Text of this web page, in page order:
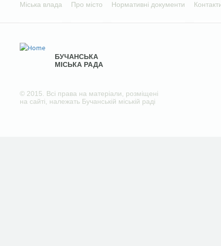
Міська влада Про місто Нормативні документи
БУЧАНСЬКА
МІСЬКА РАДА
© 2015. Всі права на матеріали, розміщені
на сайті, належать Бучанській міській раді